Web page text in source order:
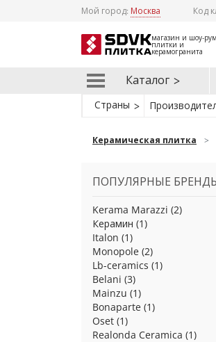
Мой город: Москва Код
магазин и шоу-рум
плитки и
керамогранита
Каталог
Страны
Керамическая плитка
ПОПУЛЯРНЫЕ
Kerama Marazzi (2)
Керамин (1)
Italon (1)
Monopole (2)
Lb-ceramics (1)
Belani (3)
Mainzu (1)
Bonaparte (1)
Oset (1)
Realonda Ceramica (1)